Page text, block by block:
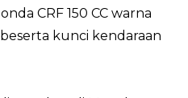
CRF 150 CC warna
kunci kendaraan